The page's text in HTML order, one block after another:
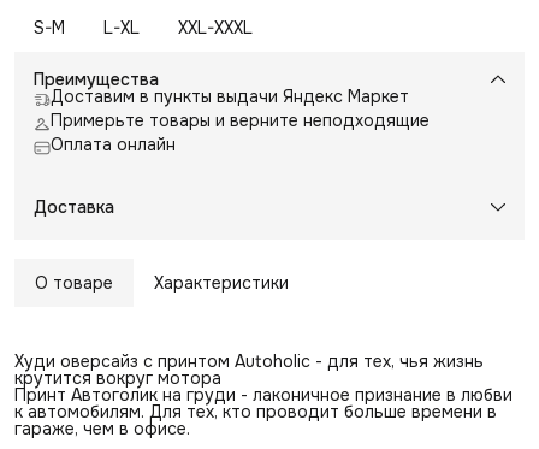
S-M
L-XL XXL-XXXL
Преимущества
Доставим в пункты выдачи Яндекс Маркет
Примерьте товары и верните неподходящие
Оплата онлайн
Доставка
О товаре Характеристики
Худи оверсайз с принтом Autoholic - для тех, чья жизнь
крутится вокруг мотора
Принт Автоголик на груди - лаконичное признание в любви
к автомобилям. Для тех, кто проводит больше времени в
гараже, чем в офисе.